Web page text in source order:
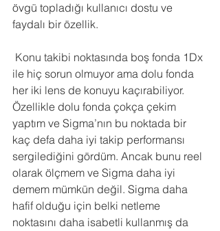
övgü topladığı kullanıcı dostu ve
faydalı bir özellik.
ile hiç sorun olmuyor ama dolu fonda
her iki lens de konuyu kaçırabiliyor.
Özellikle dolu fonda çokça çekim
yaptım ve Sigma’nın bu noktada bir
kaç defa daha iyi takip performansı
sergilediğini gördüm. Ancak bunu reel
olarak ölçmem ve Sigma daha iyi
demem mümkün değil. Sigma daha
hafif olduğu için belki netleme
noktasını daha isabetli kullanmış da